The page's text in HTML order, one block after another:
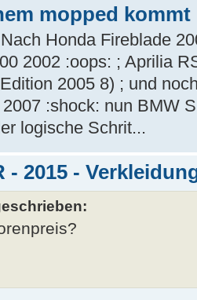
mopped kommt
Honda Fireblade
2002 :oops: ; Aprilia
2005 8) ; und
:shock: nun BMW
logische Schrit...
- 2015 -